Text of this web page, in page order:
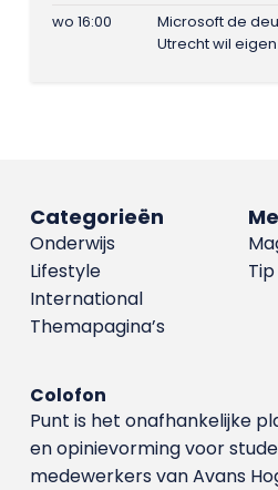
wo 16:00
Microsoft de
Utrecht wil
Categorieën
Onderwijs
Lifestyle
International
Themapagina’s
Colofon
Punt is het onafhankelijke
en opinievorming voor
medewerkers van Avans